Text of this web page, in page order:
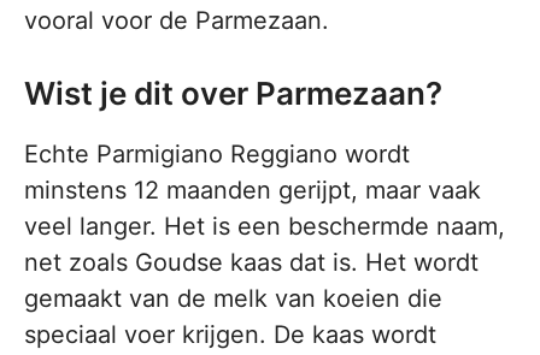
vooral voor de Parmezaan.
Wist je dit over Parmezaan?
Echte Parmigiano Reggiano wordt
minstens 12 maanden gerijpt, maar vaak
veel langer. Het is een beschermde naam,
net zoals Goudse kaas dat is. Het wordt
gemaakt van de melk van koeien die
speciaal voer krijgen. De kaas wordt